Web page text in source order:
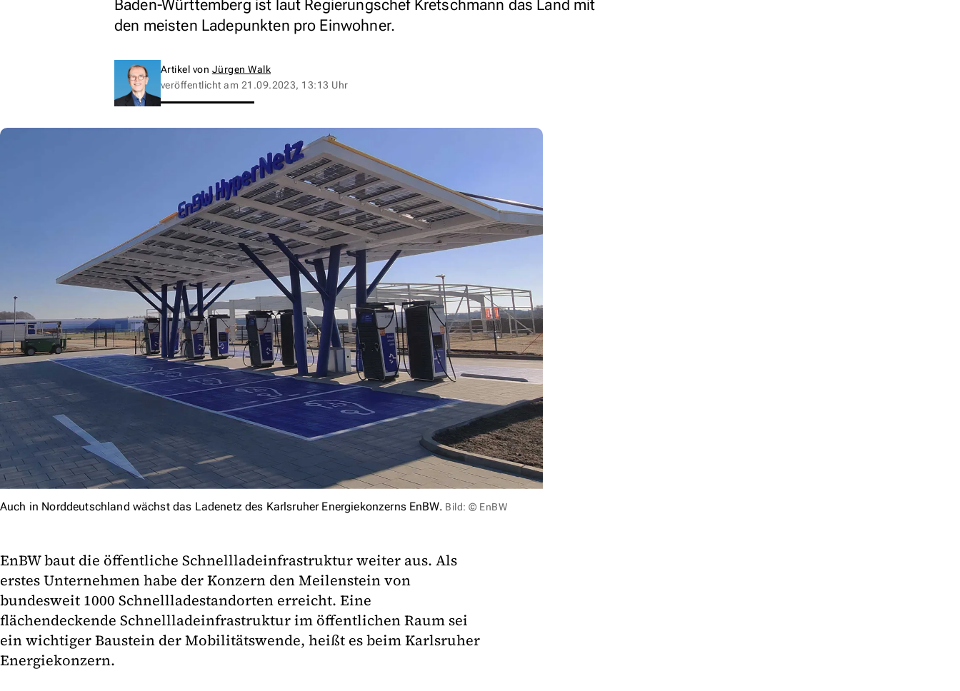
Baden-Württemberg ist laut Regierungschef Kretschmann das Land mit
den meisten Ladepunkten pro Einwohner.
Artikel von Jürgen Walk
veröffentlicht am 21.09.2023, 13:13 Uhr
Auch in Norddeutschland wächst das Ladenetz des Karlsruher Energiekonzerns EnBW. Bild: © EnBW
EnBW baut die öffentliche Schnellladeinfrastruktur weiter aus. Als
erstes Unternehmen habe der Konzern den Meilenstein von
bundesweit 1000 Schnellladestandorten erreicht. Eine
flächendeckende Schnellladeinfrastruktur im öffentlichen Raum sei
ein wichtiger Baustein der Mobilitätswende, heißt es beim Karlsruher
Energiekonzern.